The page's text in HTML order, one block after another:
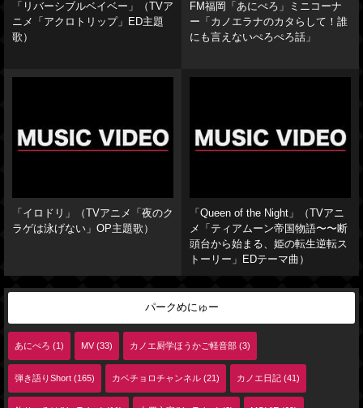
「リバーシブルベイベー」（TVア
ニメ「アクロトリップ」ED主題
歌）
FM福岡「あにぺろ」ミニコーナ
ー「カノエラナのカタらして！誰
にも言えないぺろぺろ話」
「イロドリ」（TVアニメ「夜のク
ラゲは泳げない」OP主題歌）
「Queen of the Night」（TVアニ
メ「ティアムーン帝国物語〜〜断
頭台から始まる、姫の転生逆転ス
トーリー」EDテーマ曲）
パークめにゅー
あにぺろ (1) MV (33) カノエ厨学ほうかご軽音部 (3)
弾き語りShort (165) カベチョロチャンネル (21) カノエ日記 (41)